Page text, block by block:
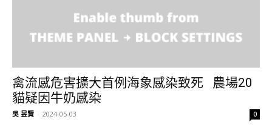
禽流感危害擴大首例海象感染致死 農場20
貓疑因牛奶感染
吳 昱賢 - 2024-05-03 0